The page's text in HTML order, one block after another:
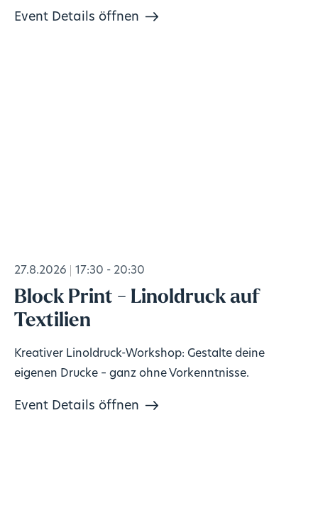
Event Details öffnen
27.8.2026 17:30 - 20:30
Block Print - Linoldruck auf
Textilien
Kreativer Linoldruck-Workshop: Gestalte deine
eigenen Drucke – ganz ohne Vorkenntnisse.
Event Details öffnen